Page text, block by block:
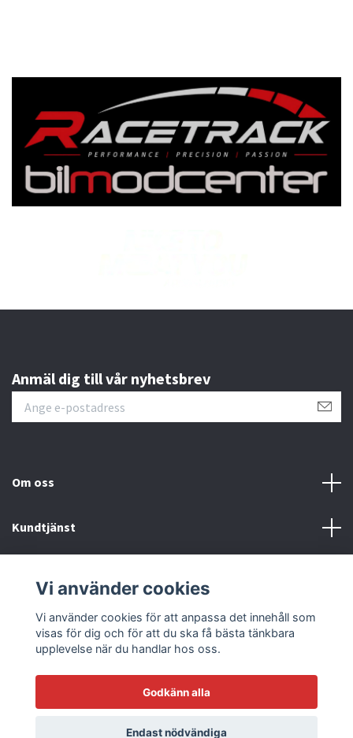
Anmäl dig till vår nyhetsbrev
Om oss
Kundtjänst
Sociala medier
© 2026 Racetrack by Bilmodecenter - EST 1979
Vi använder cookies
Vi använder cookies för att anpassa det innehåll som
visas för dig och för att du ska få bästa tänkbara
upplevelse när du handlar hos oss.
Godkänn alla
Endast nödvändiga